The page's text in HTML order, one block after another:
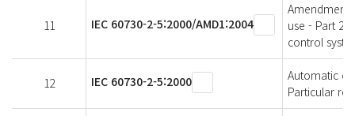
11 IEC 60730-2-5:2000/AMD1:2004
Amendment
use - Part 2-
control
12 IEC 60730-2-5:2000
Automatic
Particular